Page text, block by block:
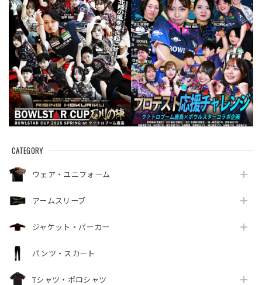
CATEGORY
ウェア・ユニフォーム
アームスリーブ
ジャケット・パーカー
パンツ・スカート
Tシャツ・ポロシャツ